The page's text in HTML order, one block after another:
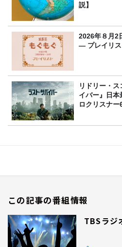
説】
2026年８月2
― プレイリス
リドリー・
イバー』日本
ロクリスナー
この記事の番組情報
TBSラジ